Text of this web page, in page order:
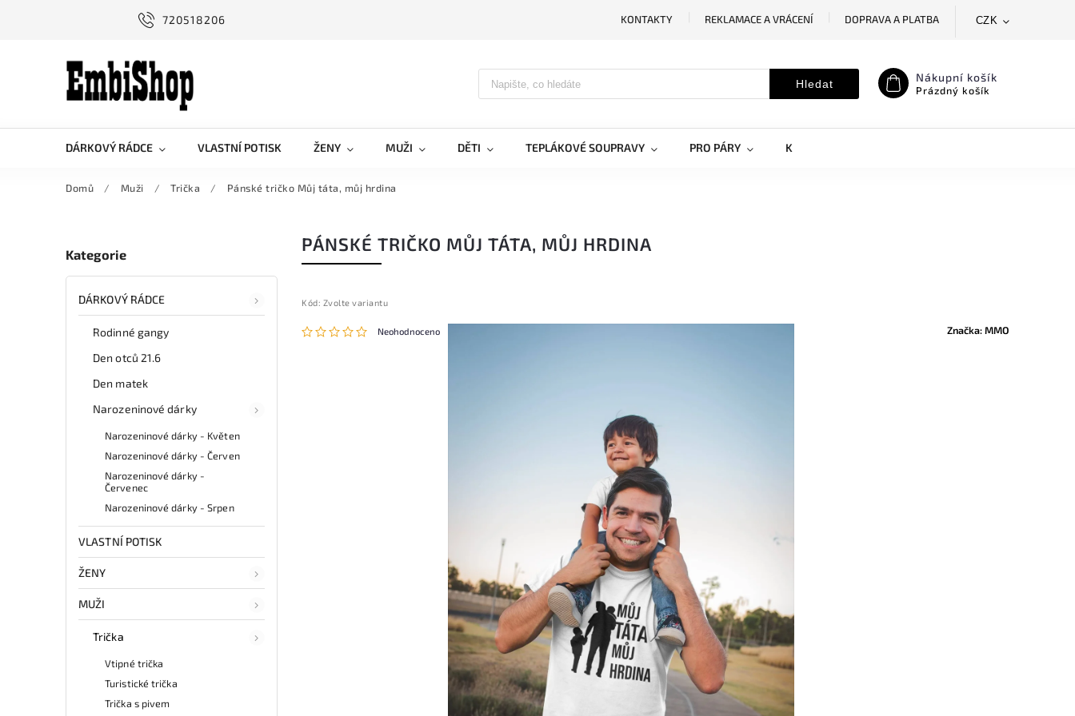
720518206 KONTAKTY REKLAMACE A VRÁCENÍ
DOPRAVA A PLATBA
CZK
Hledat Nákupní košík
Prázdný košík
DÁRKOVÝ RÁDCE VLASTNÍ POTISK ŽENY MUŽI DĚTI TEPLÁKOVÉ SOUPRAVY PRO PÁRY KRYTY NA MOBILY
Domů / Muži / Trička / Pánské tričko Můj táta, můj hrdina
Kategorie
DÁRKOVÝ RÁDCE
Rodinné gangy
Den otců 21.6
Den matek
Narozeninové dárky
Narozeninové dárky - Květen
Narozeninové dárky - Červen
Narozeninové dárky -
Červenec
Narozeninové dárky - Srpen
VLASTNÍ POTISK
ŽENY
MUŽI
Trička
Vtipné trička
Turistické trička
Trička s pivem
PÁNSKÉ TRIČKO MŮJ TÁTA, MŮJ HRDINA
Kód: Zvolte variantu
Neohodnoceno Značka:MMO